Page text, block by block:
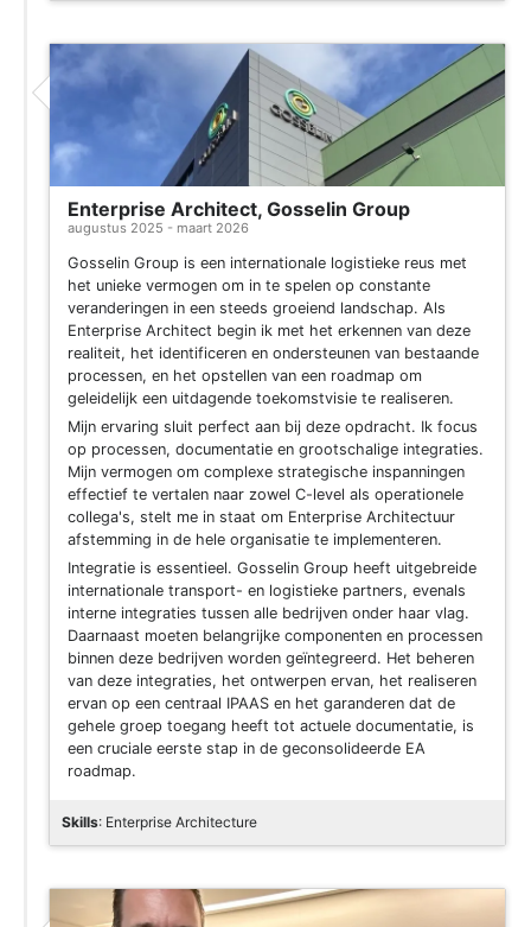
Enterprise Architect, Gosselin Group
augustus 2025 - maart 2026
Gosselin Group is een internationale logistieke reus met
het unieke vermogen om in te spelen op constante
veranderingen in een steeds groeiend landschap. Als
Enterprise Architect begin ik met het erkennen van deze
realiteit, het identificeren en ondersteunen van bestaande
processen, en het opstellen van een roadmap om
geleidelijk een uitdagende toekomstvisie te realiseren.
Mijn ervaring sluit perfect aan bij deze opdracht. Ik focus
op processen, documentatie en grootschalige integraties.
Mijn vermogen om complexe strategische inspanningen
effectief te vertalen naar zowel C-level als operationele
collega's, stelt me in staat om Enterprise Architectuur
afstemming in de hele organisatie te implementeren.
Integratie is essentieel. Gosselin Group heeft uitgebreide
internationale transport- en logistieke partners, evenals
interne integraties tussen alle bedrijven onder haar vlag.
Daarnaast moeten belangrijke componenten en processen
binnen deze bedrijven worden geïntegreerd. Het beheren
van deze integraties, het ontwerpen ervan, het realiseren
ervan op een centraal IPAAS en het garanderen dat de
gehele groep toegang heeft tot actuele documentatie, is
een cruciale eerste stap in de geconsolideerde EA
roadmap.
Skills: Enterprise Architecture